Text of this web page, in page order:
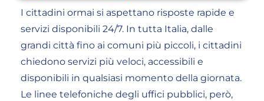
I cittadini ormai si aspettano risposte rapide e
servizi disponibili 24/7. In tutta Italia, dalle
grandi città fino ai comuni più piccoli, i cittadini
chiedono servizi più veloci, accessibili e
disponibili in qualsiasi momento della giornata.
Le linee telefoniche degli uffici pubblici, però,